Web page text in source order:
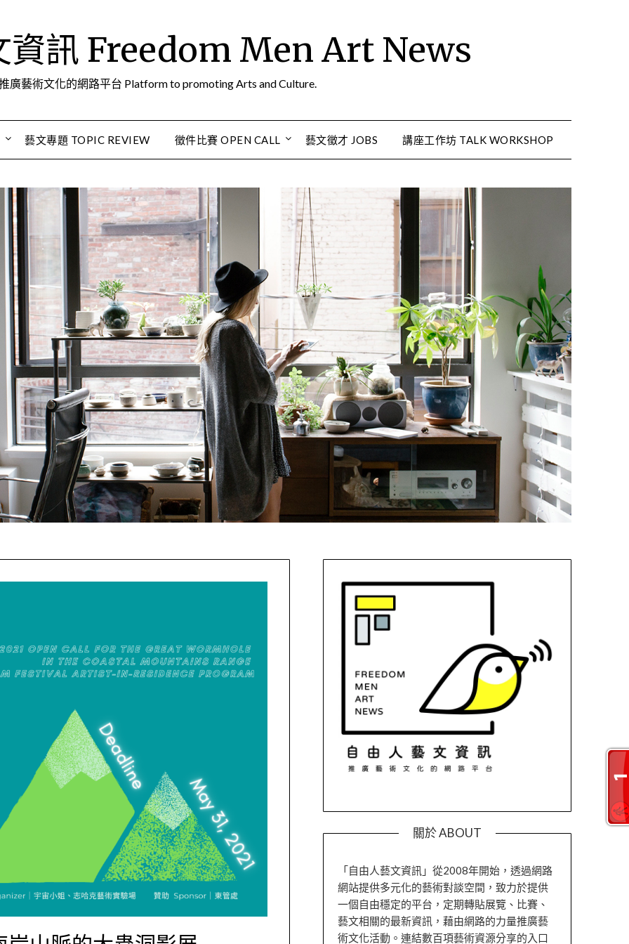
資訊 Freedom Men Art News
廣藝術文化的網路平台 Platform to promoting Arts and Culture.
藝文專題 TOPIC REVIEW 徵件比賽 OPEN CALL 藝文徵才 JOBS 講座工作坊 TALK WORKSHOP
關於 ABOUT
「自由人藝文資訊」從2008年開始，透過網路
網站提供多元化的藝術對談空間，致力於提供
一個自由穩定的平台，定期轉貼展覽、比賽、
藝文相關的最新資訊，藉由網路的力量推廣藝
術文化活動。連結數百項藝術資源分享的入口